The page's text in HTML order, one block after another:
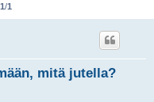
1/1
mitä jutella?